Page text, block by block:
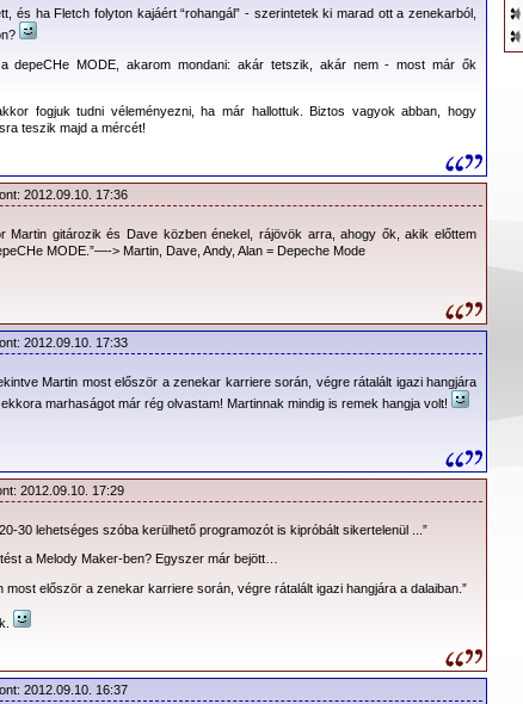
MODE tagjaival és szerződést ajánlott nekik.”
véve közel 140 napig tartottak. Egy hónapSanta Barbará n – aholMartin
ezt követően újabb egy hónap
mindez kezdődött előről. A sok költözésnek részben az az oka, hogy
Martin
együtt lenni a családjával. Dave Gahan
drogproblémája már a múlté, és az is jól
Martint a saját otthonában, émelygett a gyomrom, annyira izgultam. Mindent
és tökéletesen működött.”
szerint kettes - hatos csomagokban érkeztek az eBay -en keresztül megrendelt
újabb szintetizátorok és modulok kerültek a gyűjteményébe - a klasszikus
az exotikus hangzású hangszerekig. Minden modult be lehetett helyezni egy
azt eredményezte, hogy a munkálatok túlnyomó részét a felvételi-szobákban
nem volt elég hely. A szintetizátorok között pedigMartin GoreésChristoffer
- így készítve el az új dMalbumot.
és ha Fletch folyton kajáért “rohangál” - szerintetek ki marad ott a zenekarból,
depeCHe MODE, akarom mondani: akár tetszik, akár nem - most már ők
fogjuk tudni véleményezni, ha már hallottuk. Biztos vagyok abban, hogy
teszik majd a mércét!
2012.09.10. 17:36
Martin gitározik és Dave közben énekel, rájövök arra, ahogy ők, akik előttem
MODE.”—-> Martin, Dave, Andy, Alan = Depeche Mode
2012.09.10. 17:33
Martin most először a zenekar karriere során, végre rátalált igazi hangjára
ekkora marhaságot már rég olvastam! Martinnak mindig is remek hangja volt!
2012.09.10. 17:29
30 lehetséges szóba kerülhető programozót is kipróbált sikertelenül ...”
a Melody Maker-ben? Egyszer már bejött…
most először a zenekar karriere során, végre rátalált igazi hangjára a dalaiban.”
2012.09.10. 16:37